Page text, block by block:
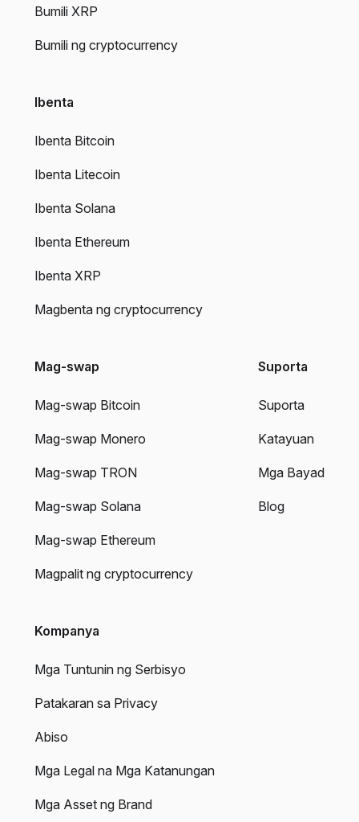
Bumili XRP
Bumili ng cryptocurrency
Ibenta
Ibenta Bitcoin
Ibenta Litecoin
Ibenta Solana
Ibenta Ethereum
Ibenta XRP
Magbenta ng cryptocurrency
Mag-swap
Mag-swap Bitcoin
Mag-swap Monero
Mag-swap TRON
Mag-swap Solana
Mag-swap Ethereum
Magpalit ng cryptocurrency
Suporta
Suporta
Katayuan
Mga Bayad
Blog
Kompanya
Mga Tuntunin ng Serbisyo
Patakaran sa Privacy
Abiso
Mga Legal na Mga Katanungan
Mga Asset ng Brand